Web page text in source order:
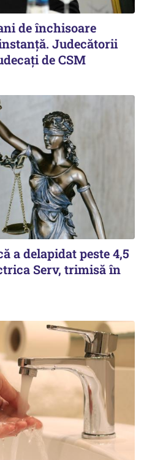
de închisoare
Judecătorii
de CSM
a delapidat peste 4,5
Serv, trimisă în